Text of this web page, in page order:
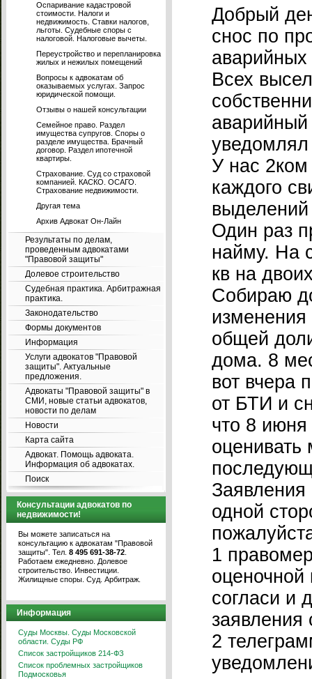
Оспаривание кадастровой
стоимости. Налоги и
недвижимость. Ставки налогов,
льготы. Судебные споры с
налоговой. Налоговые вычеты.
Переустройство и перепланировка
жилых и нежилых помещений
Вопросы к адвокатам об
оказываемых услугах. Запрос
юридической помощи.
Отзывы о нашей консультации
Семейное право. Раздел
имущества супругов. Споры о
разделе имущества. Брачный
договор. Раздел ипотечной
квартиры.
Страхование. Суд со страховой
компанией. КАСКО. ОСАГО.
Страхование недвижимости.
Другая тема
Архив Адвокат Он-Лайн
Результаты по делам,
проведенным адвокатами
"Правовой защиты"
Долевое строительство
Судебная практика. Арбитражная
практика.
Законодательство
Формы документов
Информация
Услуги адвокатов "Правовой
защиты". Актуальные
предложения.
Адвокаты "Правовой защиты" в
СМИ, новые статьи адвокатов,
новости по делам
Новости
Карта сайта
Адвокат. Помощь адвоката.
Информация об адвокатах.
Поиск
Консультации адвокатов по
недвижимости!
Вы можете записаться на
консультацию к адвокатам "Правовой
защиты". Тел. 8 495 691-38-72
Работаем ежедневно. Долевое
строительство. Инвестиции.
Жилищные споры. Суд. Арбитраж.
Информация
Суды Москвы. Суды Московской
области. Суды РФ
Список застройщиков 214-ФЗ
Список проблемных застройщиков
Подмосковья
Добрый
снос по
Всех
У нас 2ком
каждого
Один раз
найму. На
кв на
Собираю
изменения
общей
дома. 8
вот вчера
от БТИ и
что 8 июня
одной
1
оценочной
согласи и
заявления
2